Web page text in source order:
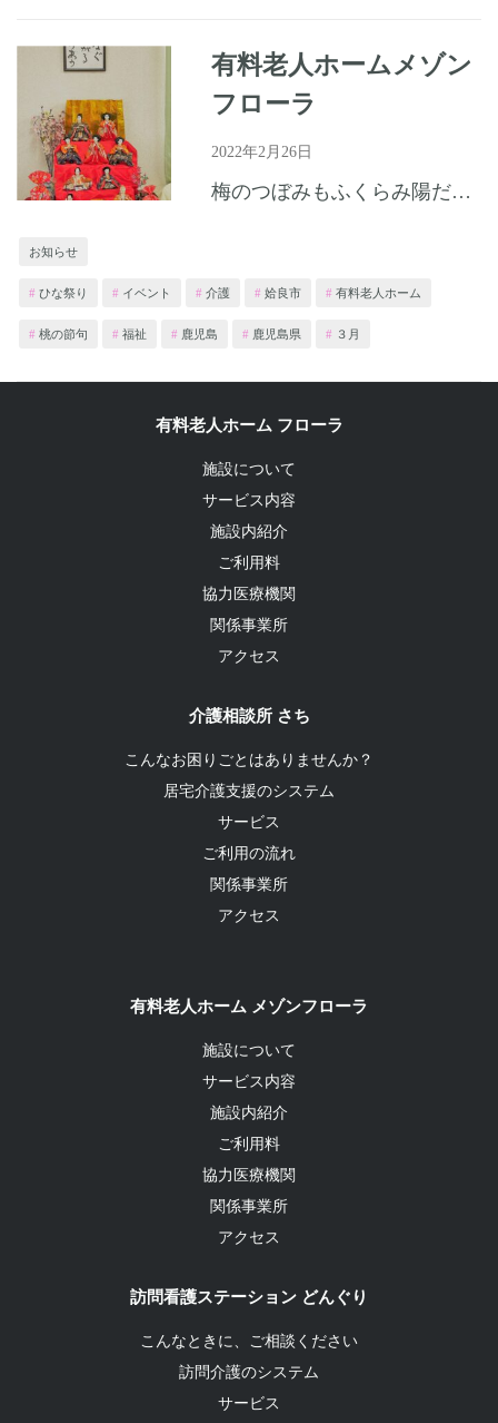
有料老人ホームメゾン
フローラ
2022年2月26日
梅のつぼみもふくらみ陽だまりに春を感じる頃となりました、皆様はいかがお過ごしでしょうか？ 有料老人ホームメゾンフローラではお雛様を飾りました。かわいい雛飾りに入居者様も喜ばれておりました。 今から「桃...
お知らせ
ひな祭り イベント 介護 姶良市 有料老人ホーム
桃の節句 福祉 鹿児島 鹿児島県 ３月
有料老人ホーム フローラ
施設について
サービス内容
施設内紹介
ご利用料
協力医療機関
関係事業所
アクセス
介護相談所 さち
こんなお困りごとはありませんか？
居宅介護支援のシステム
サービス
ご利用の流れ
関係事業所
アクセス
有料老人ホーム メゾンフローラ
施設について
サービス内容
施設内紹介
ご利用料
協力医療機関
関係事業所
アクセス
訪問看護ステーション どんぐり
こんなときに、ご相談ください
訪問介護のシステム
サービス